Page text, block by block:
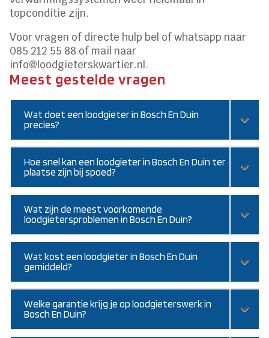
topconditie zijn.
Voor vragen of directe hulp bel of whatsapp naar
085 212 55 88 of mail naar
info@loodgieterskwartier.nl.
Meest gestelde vragen
Wat doet een loodgieter in Bosch En Duin
precies?
Hoe snel kan een loodgieter in Bosch En Duin ter
plaatse zijn bij spoed?
Wat zijn de meest voorkomende
loodgietersproblemen in Bosch En Duin?
Wat kost een loodgieter in Bosch En Duin
gemiddeld?
Welke garantie krijg je op loodgieterswerk in
Bosch En Duin?